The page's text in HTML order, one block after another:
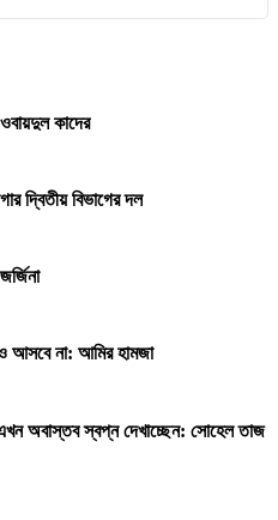
কাদের
দ্বিতীয় বিভাগের দল
আসবে না: আমির হামজা
অবাস্তব স্বপ্ন দেখাচ্ছেন: সোহেল তাজ